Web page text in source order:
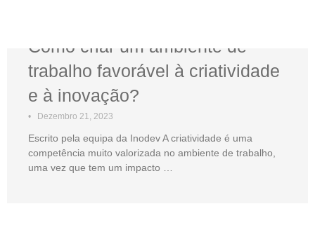
Como criar um ambiente de
trabalho favorável à criatividade
e à inovação?
• Dezembro 21, 2023
Escrito pela equipa da Inodev A criatividade é uma
competência muito valorizada no ambiente de trabalho,
uma vez que tem um impacto …